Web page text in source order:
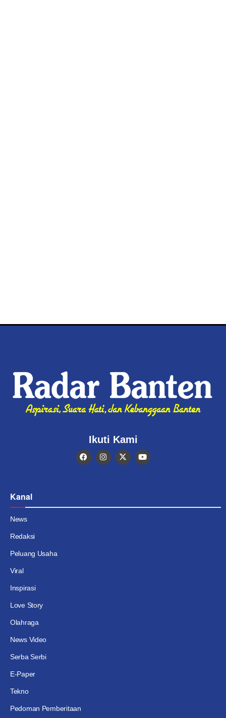
Ikuti Kami
Kanal
News
Redaksi
Peluang Usaha
Viral
Inspirasi
Love Story
Olahraga
News Video
Serba Serbi
E-Paper
Tekno
Pedoman Pemberitaan